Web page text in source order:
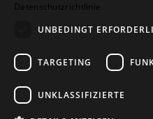
Versand
Datenschutzrichtlinie
UNBEDINGT
TARGETING
UNKLASSIFIZIERTE